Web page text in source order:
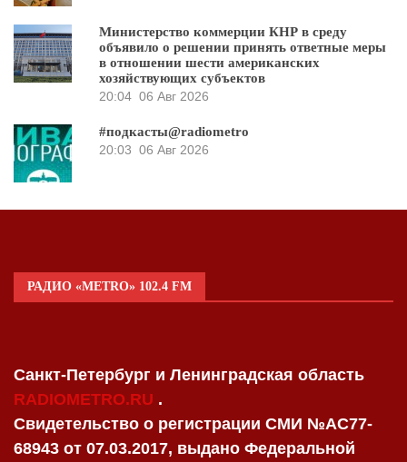
Министерство коммерции КНР в среду
объявило о решении принять ответные меры
в отношении шести американских
хозяйствующих субъектов
20:04 06 Авг 2026
#подкасты@radiometro
20:03 06 Авг 2026
РАДИО «METRO» 102.4 FM
Санкт-Петербург и Ленинградская область
RADIOMETRO.RU .
Свидетельство о регистрации СМИ №AC77-
68943 от 07.03.2017, выдано Федеральной